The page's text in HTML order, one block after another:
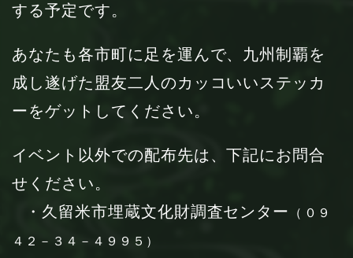
する予定です。
あなたも各市町に足を運んで、九州制覇を
成し遂げた盟友二人のカッコいいステッカ
ーをゲットしてください。
イベント以外での配布先は、下記にお問合
せください。
・久留米市埋蔵文化財調査センター
（ ０９
４２－３４－４９９５）